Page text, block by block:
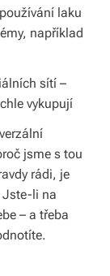
laku
například
sítí –
vykupují
jsme s tou
rádi, je
Jste-li na
– a třeba